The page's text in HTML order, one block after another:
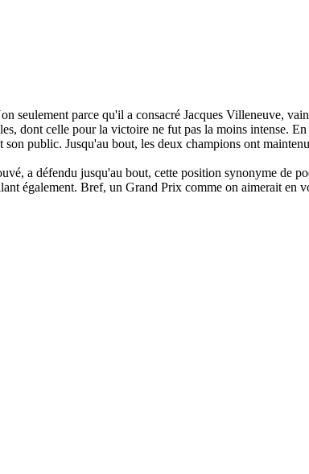
seulement parce qu'il a consacré Jacques Villeneuve,
dont celle pour la victoire ne fut pas la moins intense.
public. Jusqu'au bout, les deux champions ont
a défendu jusqu'au bout, cette position synonyme de
également. Bref, un Grand Prix comme on aimerait en